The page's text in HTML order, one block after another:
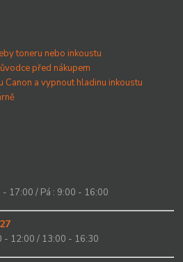
toneru nebo inkoustu
před nákupem
Canon a vypnout hladinu inkoustu
17:00 / Pá : 9:00 - 16:00
- 12:00 / 13:00 - 16:30